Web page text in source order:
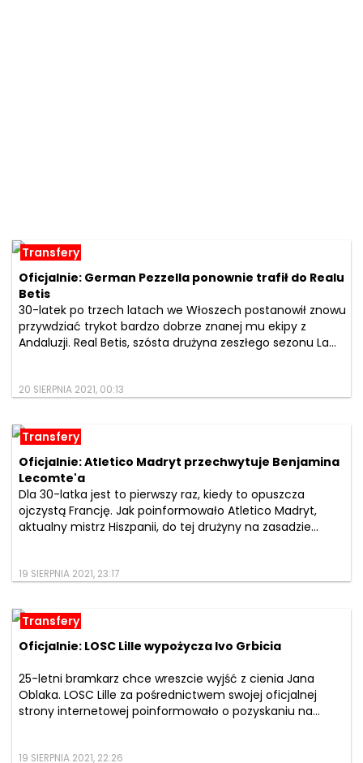
Transfery
Oficjalnie: German Pezzella ponownie trafił do Realu
Betis
30-latek po trzech latach we Włoszech postanowił znowu
przywdziać trykot bardzo dobrze znanej mu ekipy z
Andaluzji. Real Betis, szósta drużyna zeszłego sezonu La...
20 SIERPNIA 2021, 00:13
Transfery
Oficjalnie: Atletico Madryt przechwytuje Benjamina
Lecomte'a
Dla 30-latka jest to pierwszy raz, kiedy to opuszcza
ojczystą Francję. Jak poinformowało Atletico Madryt,
aktualny mistrz Hiszpanii, do tej drużyny na zasadzie...
19 SIERPNIA 2021, 23:17
Transfery
Oficjalnie: LOSC Lille wypożycza Ivo Grbicia
25-letni bramkarz chce wreszcie wyjść z cienia Jana
Oblaka. LOSC Lille za pośrednictwem swojej oficjalnej
strony internetowej poinformowało o pozyskaniu na...
19 SIERPNIA 2021, 22:26